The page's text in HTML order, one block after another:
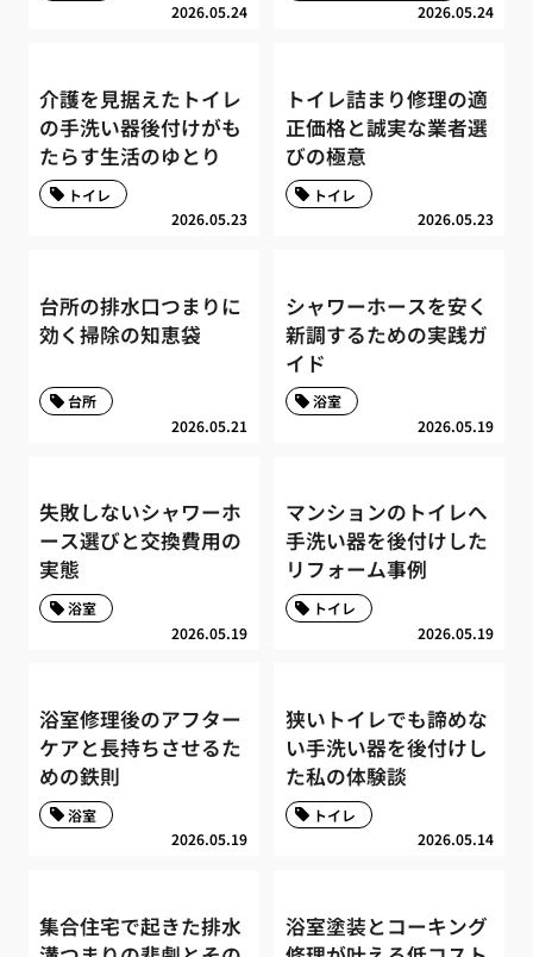
2026.05.24 2026.05.24
介護を見据えたトイレ
の手洗い器後付けがも
たらす生活のゆとり
2026.05.23
トイレ
トイレ詰まり修理の適
正価格と誠実な業者選
びの極意
2026.05.23
トイレ
台所の排水口つまりに
効く掃除の知恵袋
2026.05.21
台所
シャワーホースを安く
新調するための実践ガ
イド
2026.05.19
浴室
失敗しないシャワーホ
ース選びと交換費用の
実態
2026.05.19
浴室
マンションのトイレへ
手洗い器を後付けした
リフォーム事例
2026.05.19
トイレ
浴室修理後のアフター
ケアと長持ちさせるた
めの鉄則
2026.05.19
浴室
狭いトイレでも諦めな
い手洗い器を後付けし
た私の体験談
2026.05.14
トイレ
集合住宅で起きた排水
浴室塗装とコーキング